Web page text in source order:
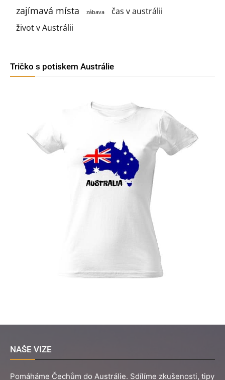
zajímavá místa zábava
čas v austrálii
život v Austrálii
Tričko s potiskem Austrálie
NAŠE VIZE
Pomáháme Čechům do Austrálie. Sdílíme zkušenosti, tipy